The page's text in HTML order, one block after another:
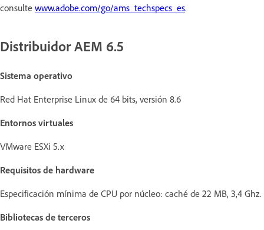
consulte www.adobe.com/go/ams_techspecs_es.
Distribuidor AEM 6.5
Sistema operativo
Red Hat Enterprise Linux de 64 bits, versión 8.6
Entornos virtuales
VMware ESXi 5.x
Requisitos de hardware
Especificación mínima de CPU por núcleo: caché de 22 MB, 3,4 Ghz.
Bibliotecas de terceros